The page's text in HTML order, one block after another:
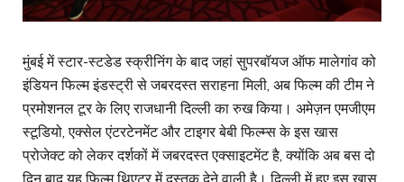
मुंबई में स्टार-स्टडेड स्क्रीनिंग के बाद जहां सुपरबॉयज ऑफ मालेगांव को
इंडियन फिल्म इंडस्ट्री से जबरदस्त सराहना मिली, अब फिल्म की टीम ने
प्रमोशनल टूर के लिए राजधानी दिल्ली का रुख किया। अमेज़न एमजीएम
स्टूडियो, एक्सेल एंटरटेनमेंट और टाइगर बेबी फिल्म्स के इस खास
प्रोजेक्ट को लेकर दर्शकों में जबरदस्त एक्साइटमेंट है, क्योंकि अब बस दो